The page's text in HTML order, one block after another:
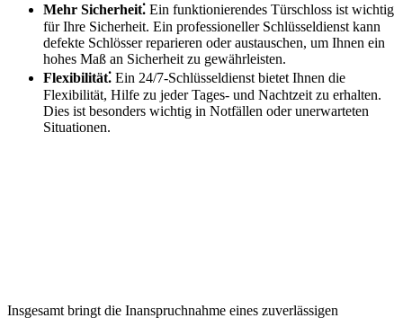
Mehr Sicherheit⁚ Ein funktionierendes Türschloss ist wichtig
für Ihre Sicherheit.​ Ein professioneller Schlüsseldienst kann
defekte Schlösser reparieren oder austauschen, um Ihnen ein
hohes Maß an Sicherheit zu gewährleisten.​
Flexibilität⁚ Ein 24/7-Schlüsseldienst bietet Ihnen die
Flexibilität, Hilfe zu jeder Tages- und Nachtzeit zu erhalten.​
Dies ist besonders wichtig in Notfällen oder unerwarteten
Situationen.​
Insgesamt bringt die Inanspruchnahme eines zuverlässigen